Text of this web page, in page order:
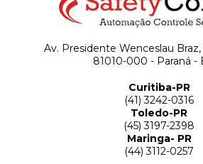
Av. Presidente Wenceslau
81010-000 - Paraná -
Curitiba-PR
(41) 3242-0316
Toledo-PR
(45) 3197-2398
Maringa- PR
(44) 3112-0257